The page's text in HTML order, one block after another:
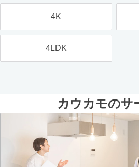
4K
4LDK
カウカモのサ